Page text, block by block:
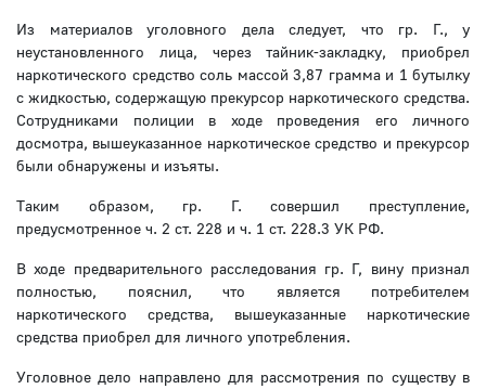
Из материалов уголовного дела следует, что гр. Г., у
неустановленного лица, через тайник-закладку, приобрел
наркотического средство соль массой 3,87 грамма и 1 бутылку
с жидкостью, содержащую прекурсор наркотического средства.
Сотрудниками полиции в ходе проведения его личного
досмотра, вышеуказанное наркотическое средство и прекурсор
были обнаружены и изъяты.
Таким образом, гр. Г. совершил преступление,
предусмотренное ч. 2 ст. 228 и ч. 1 ст. 228.3 УК РФ.
В ходе предварительного расследования гр. Г, вину признал
полностью, пояснил, что является потребителем
наркотического средства, вышеуказанные наркотические
средства приобрел для личного употребления.
Уголовное дело направлено для рассмотрения по существу в